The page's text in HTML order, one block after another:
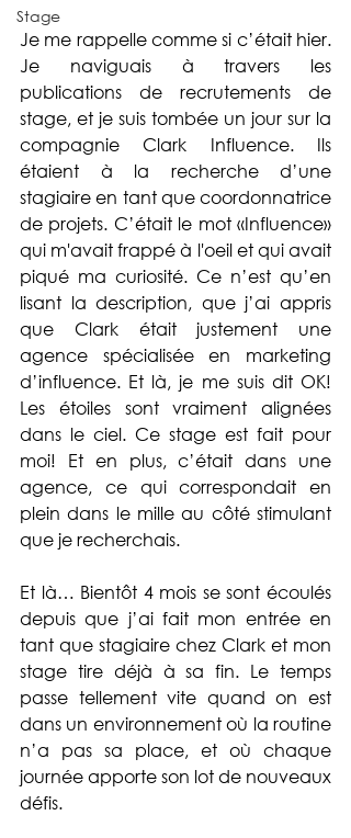
Stage
Je me rappelle comme si c’était hier.
Je naviguais à travers les
publications de recrutements de
stage, et je suis tombée un jour sur la
compagnie Clark Influence. Ils
étaient à la recherche d’une
stagiaire en tant que coordonnatrice
de projets. C’était le mot «Influence»
qui m'avait frappé à l'oeil et qui avait
piqué ma curiosité. Ce n’est qu’en
lisant la description, que j’ai appris
que Clark était justement une
agence spécialisée en marketing
d’influence. Et là, je me suis dit OK!
Les étoiles sont vraiment alignées
dans le ciel. Ce stage est fait pour
moi! Et en plus, c’était dans une
agence, ce qui correspondait en
plein dans le mille au côté stimulant
que je recherchais.
Et là… Bientôt 4 mois se sont écoulés
depuis que j’ai fait mon entrée en
tant que stagiaire chez Clark et mon
stage tire déjà à sa fin. Le temps
passe tellement vite quand on est
dans un environnement où la routine
n’a pas sa place, et où chaque
journée apporte son lot de nouveaux
défis.